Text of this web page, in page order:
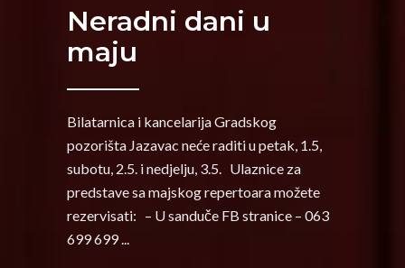
Neradni dani u
maju
Bilatarnica i kancelarija Gradskog
pozorišta Jazavac neće raditi u petak, 1.5,
subotu, 2.5. i nedjelju, 3.5. Ulaznice za
predstave sa majskog repertoara možete
rezervisati: – U sanduče FB stranice – 063
699 699